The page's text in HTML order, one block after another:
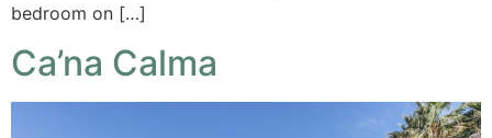
bedroom on […]
Ca’na Calma